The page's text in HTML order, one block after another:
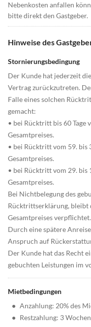
Nebenkosten anfallen
bitte direkt den Gastgeber.
Hinweise des
Stornierungsbedingung
Der Kunde hat jederzeit
Vertrag zurückzutreten.
Falle eines solchen
gemacht:
• bei Rücktritt bis 60 Tage
Gesamtpreises.
• bei Rücktritt vom 59. bis
Gesamtpreises.
• bei Rücktritt vom 29. bis
Gesamtpreises.
Bei Nichtbelegung des
Rücktrittserklärung, bleibt
Gesamtpreises verpflichtet.
Durch eine spätere
Anspruch auf
Der Kunde hat das Recht
gebuchten Leistungen im
Mietbedingungen
• Anzahlung: 20% des
• Restzahlung: 3